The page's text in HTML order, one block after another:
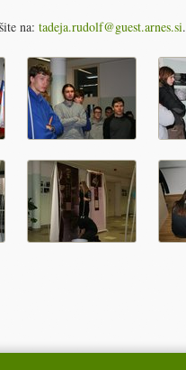
na: tadeja.rudolf@guest.arnes.si.